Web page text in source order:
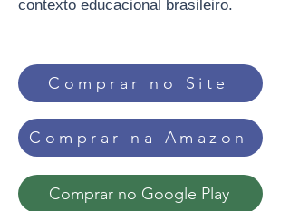
contexto educacional brasileiro.
Comprar no Site
Comprar na Amazon
Comprar no Google Play